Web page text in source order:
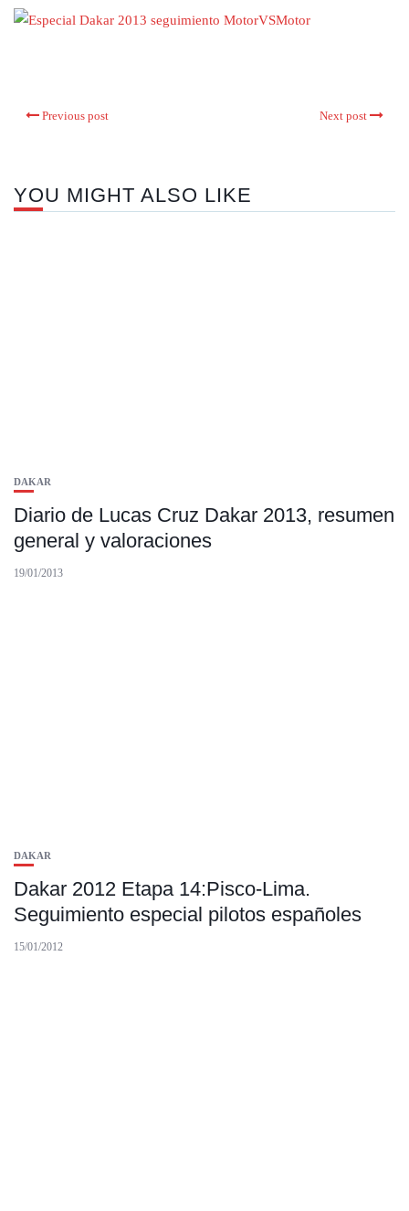
Previous post Next post
YOU MIGHT ALSO LIKE
DAKAR
Diario de Lucas Cruz Dakar 2013, resumen
general y valoraciones
19/01/2013
DAKAR
Dakar 2012 Etapa 14:Pisco-Lima.
Seguimiento especial pilotos españoles
15/01/2012